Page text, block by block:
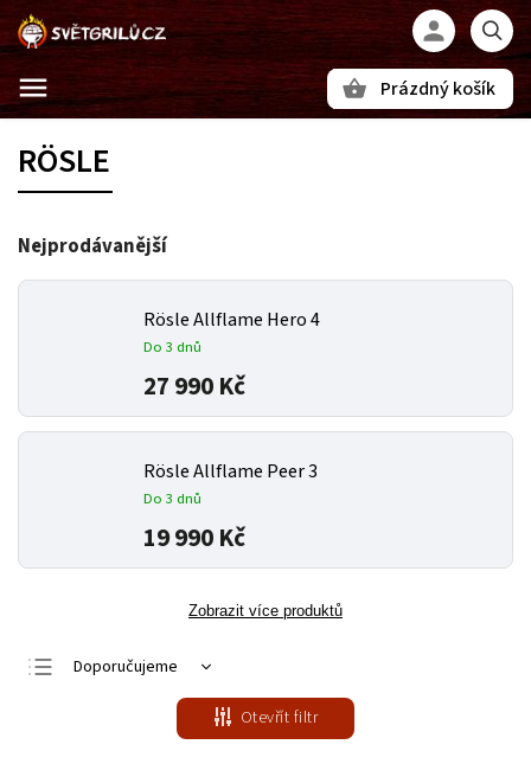
Prázdný košík
RÖSLE
Nejprodávanější
Rösle Allflame Hero 4
Do 3 dnů
27 990 Kč
Rösle Allflame Peer 3
Do 3 dnů
19 990 Kč
Zobrazit více produktů
Doporučujeme
Otevřít filtr